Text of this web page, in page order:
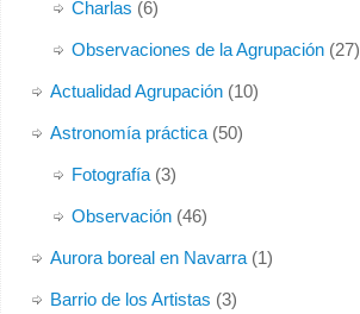
Charlas (6)
Observaciones de la Agrupación(27)
Actualidad Agrupación(10)
Astronomía práctica(50)
Fotografía(3)
Observación(46)
Aurora boreal en Navarra(1)
Barrio de los Artistas (3)